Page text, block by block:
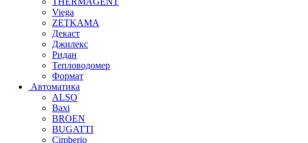
Viega
ZETKAMA
Декаст
Джилекс
Ридан
Тепловодомер
Формат
Автоматика
ALSO
Baxi
BROEN
BUGATTI
Cimberio